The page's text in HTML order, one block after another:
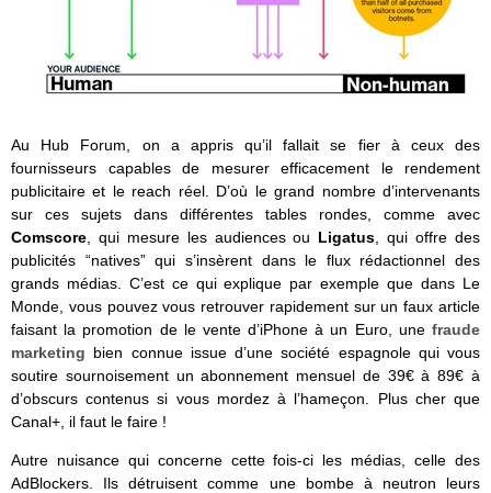
Au Hub Forum, on a appris qu’il fallait se fier à ceux des
fournisseurs capables de mesurer efficacement le rendement
publicitaire et le reach réel. D’où le grand nombre d’intervenants
sur ces sujets dans différentes tables rondes, comme avec
Comscore , qui mesure les audiences ou Ligatus , qui offre des
publicités “natives” qui s’insèrent dans le flux rédactionnel des
grands médias. C’est ce qui explique par exemple que dans Le
Monde, vous pouvez vous retrouver rapidement sur un faux article
faisant la promotion de le vente d’iPhone à un Euro, une fraude
marketing bien connue issue d’une société espagnole qui vous
soutire sournoisement un abonnement mensuel de 39€ à 89€ à
d’obscurs contenus si vous mordez à l’hameçon. Plus cher que
Canal+, il faut le faire !
Autre nuisance qui concerne cette fois-ci les médias, celle des
AdBlockers. Ils détruisent comme une bombe à neutron leurs